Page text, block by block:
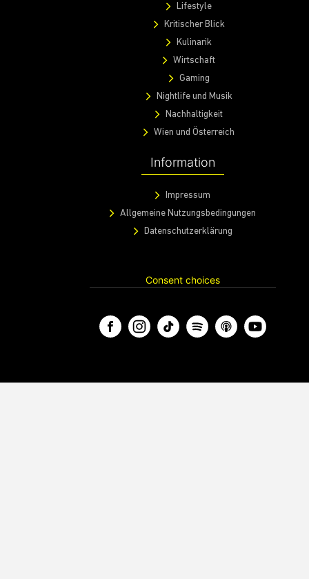
Lifestyle
Kritischer Blick
Kulinarik
Wirtschaft
Gaming
Nightlife und Musik
Nachhaltigkeit
Wien und Österreich
Information
Impressum
Allgemeine Nutzungsbedingungen
Datenschutzerklärung
Consent choices